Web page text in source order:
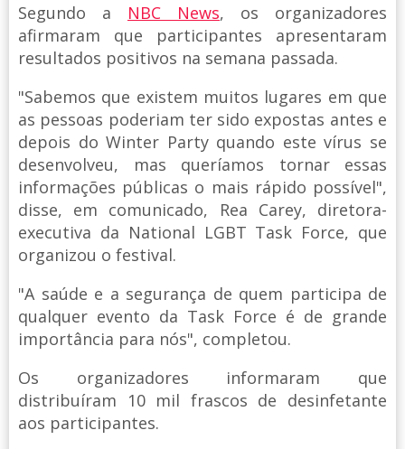
Segundo a NBC News, os organizadores
afirmaram que participantes apresentaram
resultados positivos na semana passada.
"Sabemos que existem muitos lugares em que
as pessoas poderiam ter sido expostas antes e
depois do Winter Party quando este vírus se
desenvolveu, mas queríamos tornar essas
informações públicas o mais rápido possível",
disse, em comunicado, Rea Carey, diretora-
executiva da National LGBT Task Force, que
organizou o festival.
"A saúde e a segurança de quem participa de
qualquer evento da Task Force é de grande
importância para nós", completou.
Os organizadores informaram que
distribuíram 10 mil frascos de desinfetante
aos participantes.